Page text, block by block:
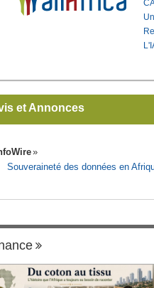
et Annonces
Souveraineté des données en